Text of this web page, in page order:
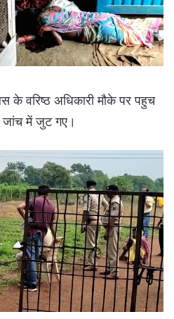
के वरिष्ठ अधिकारी मौके पर पहुच
जांच में जुट गए।